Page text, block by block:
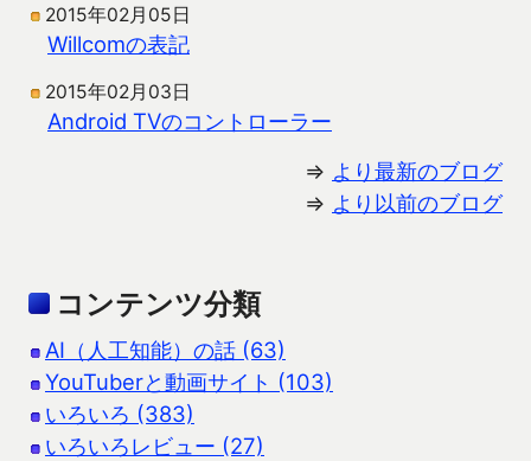
2015年02月05日
Willcomの表記
2015年02月03日
Android TVのコントローラー
⇒ より最新のブログ
⇒ より以前のブログ
コンテンツ分類
AI（人工知能）の話 (63)
YouTuberと動画サイト (103)
いろいろ (383)
いろいろレビュー (27)